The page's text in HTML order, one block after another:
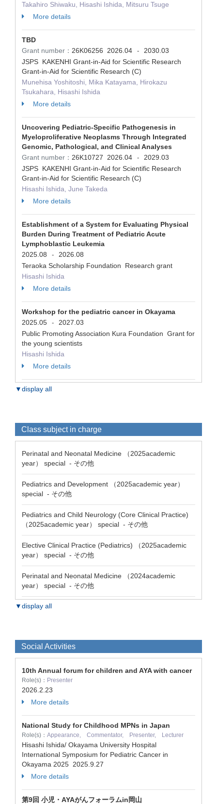
Takahiro Shiwaku, Hisashi Ishida, Mitsuru Tsuge
More details
TBD
Grant number： 26K06256 2026.04 -
2030.03
JSPS KAKENHI Grant-in-Aid for Scientific Research
Grant-in-Aid for Scientific Research (C)
Munehisa Yoshitoshi, Mika Katayama, Hirokazu
Tsukahara, Hisashi Ishida
More details
Uncovering Pediatric-Specific Pathogenesis in
Myeloproliferative Neoplasms Through Integrated
Genomic, Pathological, and Clinical Analyses
Grant number： 26K10727 2026.04 -
2029.03
JSPS KAKENHI Grant-in-Aid for Scientific Research
Grant-in-Aid for Scientific Research (C)
Hisashi Ishida, June Takeda
More details
Establishment of a System for Evaluating Physical
Burden During Treatment of Pediatric Acute
Lymphoblastic Leukemia
2025.08
-
2026.08
Teraoka Scholarship Foundation Research grant
Hisashi Ishida
More details
Workshop for the pediatric cancer in Okayama
2025.05
-
2027.03
Public Promoting Association Kura Foundation Grant for
the young scientists
Hisashi Ishida
More details
▼display all
Class subject in charge
Perinatal and Neonatal Medicine （2025academic
year） special - その他
Pediatrics and Development （2025academic year）
special - その他
Pediatrics and Child Neurology (Core Clinical Practice)
（2025academic year） special - その他
Elective Clinical Practice (Pediatrics) （2025academic
year） special - その他
Perinatal and Neonatal Medicine （2024academic
year） special - その他
▼display all
Social Activities
10th Annual forum for children and AYA with cancer
Role(s)： Presenter
2026.2.23
More details
National Study for Childhood MPNs in Japan
Role(s)： Appearance, Commentator, Presenter, Lecturer
Hisashi Ishida/ Okayama University Hospital
International Symposium for Pediatric Cancer in
Okayama 2025 2025.9.27
More details
第9回 小児・AYAがんフォーラムin岡山